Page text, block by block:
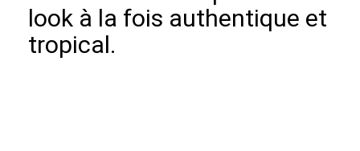
look à la fois authentique et
tropical.